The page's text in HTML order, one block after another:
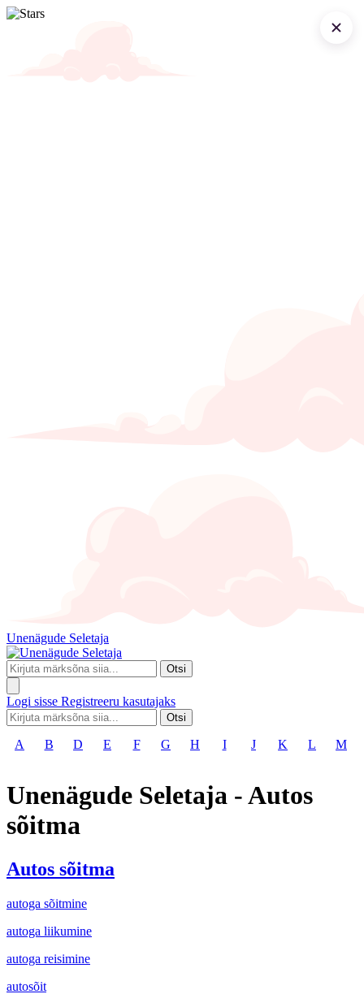
Unenägude Seletaja
Otsi
Logi sisse Registreeru kasutajaks
Otsi
A B D E F G H I J K L M
Unenägude Seletaja - Autos
sõitma
Autos sõitma
autoga sõitmine
autoga liikumine
autoga reisimine
autosõit